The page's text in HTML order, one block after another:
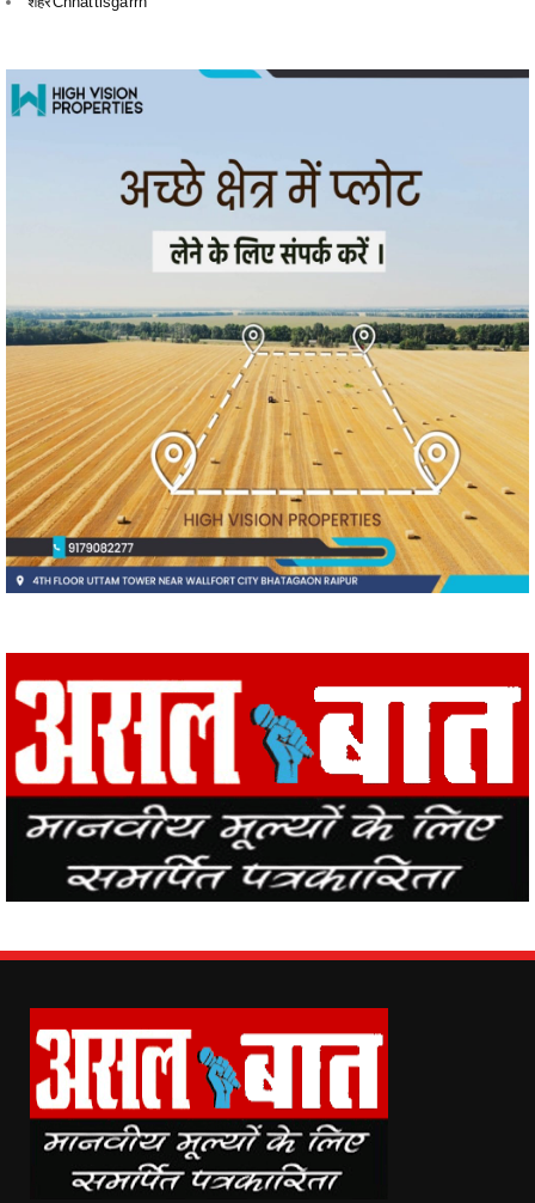
Asal Baat (www.asalbaat.co.in) is the most popular news portal in